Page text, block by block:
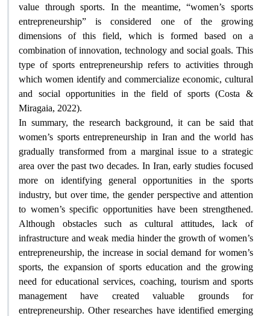
value through sports. In the meantime, “women’s sports
entrepreneurship” is considered one of the growing
dimensions of this field, which is formed based on a
combination of innovation, technology and social goals. This
type of sports entrepreneurship refers to activities through
which women identify and commercialize economic, cultural
and social opportunities in the field of sports (Costa &
Miragaia, 2022).
In summary, the research background, it can be said that
women’s sports entrepreneurship in Iran and the world has
gradually transformed from a marginal issue to a strategic
area over the past two decades. In Iran, early studies focused
more on identifying general opportunities in the sports
industry, but over time, the gender perspective and attention
to women’s specific opportunities have been strengthened.
Although obstacles such as cultural attitudes, lack of
infrastructure and weak media hinder the growth of women’s
entrepreneurship, the increase in social demand for women’s
sports, the expansion of sports education and the growing
need for educational services, coaching, tourism and sports
management have created valuable grounds for
entrepreneurship. Other researches have identified emerging